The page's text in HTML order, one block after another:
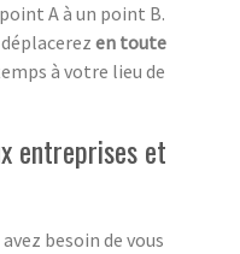
point A à un point B.
en toute
à votre lieu de
entreprises et
besoin de vous